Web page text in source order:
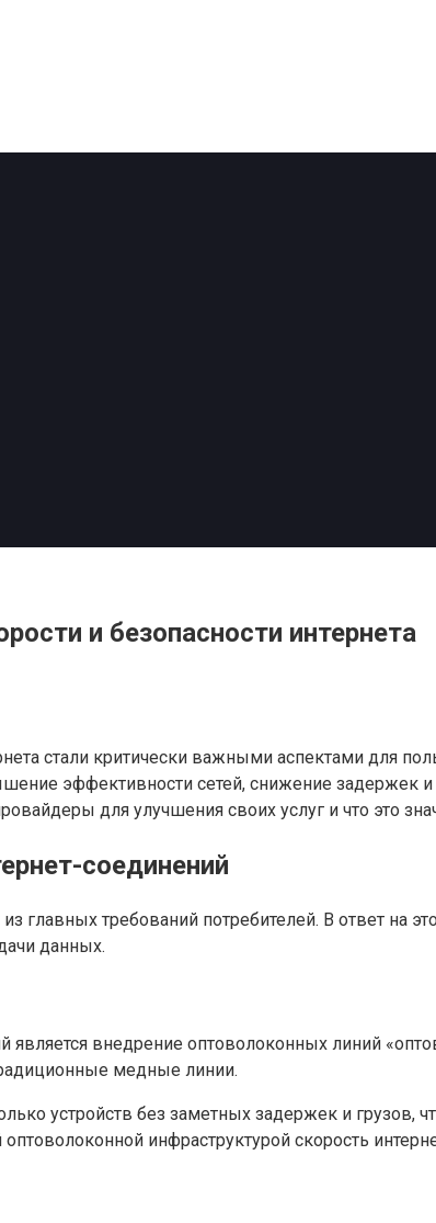
и безопасности интернета
стали критически важными аспектами для
эффективности сетей, снижение задержек
для улучшения своих услуг и что это
соединений
главных требований потребителей. В ответ на
данных.
внедрение оптоволоконных линий
медные линии.
устройств без заметных задержек и грузов,
инфраструктурой скорость